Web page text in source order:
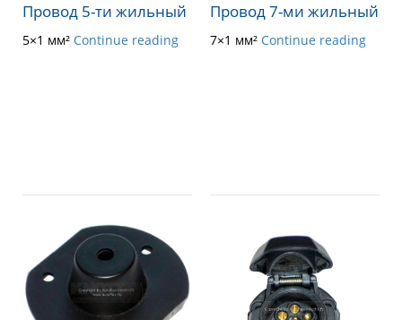
Провод 5-ти жильный
5×1 мм² Continue reading
Провод 7-ми жильный
7×1 мм² Continue reading